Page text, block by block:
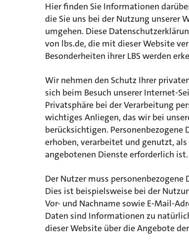
Hier finden Sie Informationen
die Sie uns bei der Nutzung unserer
umgehen. Diese
von lbs.de, die mit dieser Website
Besonderheiten ihrer LBS werden
Wir nehmen den Schutz Ihrer
sich beim Besuch unserer Internet-
Privatsphäre bei der Verarbeitung
wichtiges Anliegen, das wir bei
berücksichtigen.
erhoben, verarbeitet und genutzt,
angebotenen Dienste erforderlich ist.
Der Nutzer muss
Dies ist beispielsweise bei der
Vor- und Nachname sowie E-Mail-
Daten sind Informationen zu
dieser Website über die Angebote